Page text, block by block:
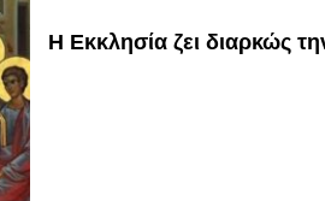
Η Εκκλησία ζει διαρκώς